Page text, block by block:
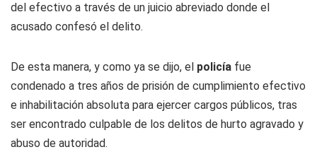
del efectivo a través de un juicio abreviado donde el
acusado confesó el delito.
De esta manera, y como ya se dijo, el policía fue
condenado a tres años de prisión de cumplimiento efectivo
e inhabilitación absoluta para ejercer cargos públicos, tras
ser encontrado culpable de los delitos de hurto agravado y
abuso de autoridad.